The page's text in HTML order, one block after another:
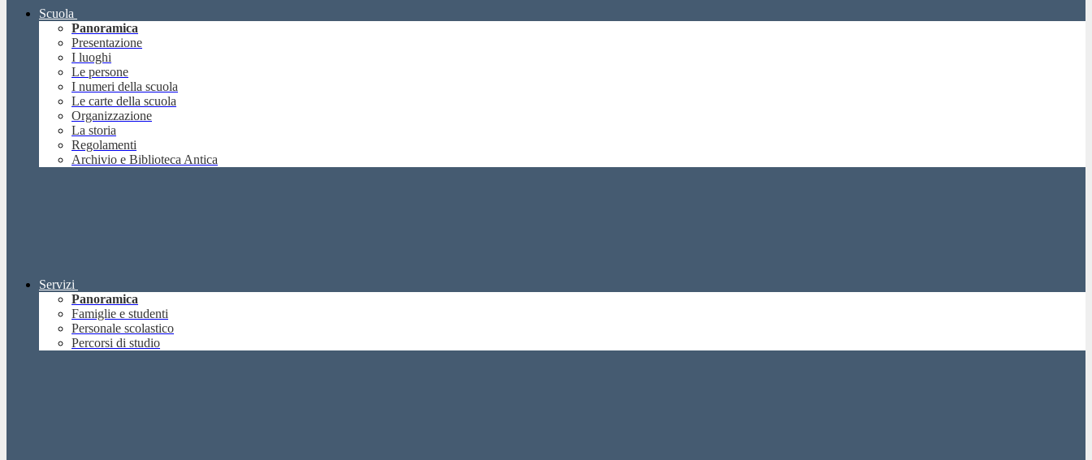
Scuola
Panoramica
Presentazione
I luoghi
Le persone
I numeri della scuola
Le carte della scuola
Organizzazione
La storia
Regolamenti
Archivio e Biblioteca Antica
Servizi
Panoramica
Famiglie e studenti
Personale scolastico
Percorsi di studio